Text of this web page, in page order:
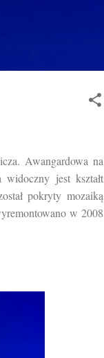
Awangardowa na
jest kształt
pokryty mozaiką
w 2008